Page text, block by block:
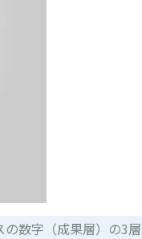
数字（成果層）の3層